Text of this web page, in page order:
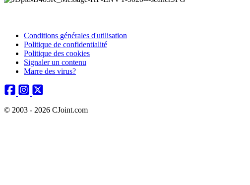
Conditions générales d'utilisation
Politique de confidentialité
Politique des cookies
Signaler un contenu
Marre des virus?
© 2003 - 2026 CJoint.com